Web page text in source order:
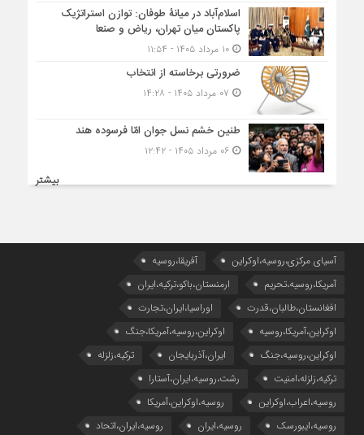
اسلام‌آباد در میانۀ طوفان: توازن استراتژیک
پاکستان میان تهران، ریاض و صنعا
۱۰ مرداد ۱۴۰۵ - ۱۱:۵۴
ضرورتی برخاسته از انتخاب
طنین خشم نسل جوان امّا فرسوده هند
۰۶ مرداد ۱۴۰۵ - ۱۲:۴۲
بیشتر
آسیای مرکزی،روسیه،اوکراین
آفریقا،روسیه
آمریکا،روسیه،تحریم
ارمنستان،باکو،ترکیه،ایران
افغانستان،طالبان،قدرت
اوراسیا،ایران،تجارت
اوکراین،آمریکا،روسیه
اوکراین،روسیه،آمریکا،جنگ
اوکراین،روسیه،جنگ
ایران،آذربایجان
ترکیه،زلزله
ترکیه،زلزله،امنیت
رشت،روسیه،ایران،آستارا
روسیه،اعراب،اوکراین
روسیه،اوکراین،آمریکا
روسیه،ایبورسک
روسیه،ایران
روسیه،ایران،اتحاد